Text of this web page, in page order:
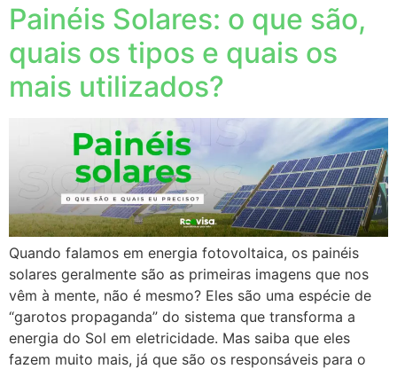
Painéis Solares: o que são,
quais os tipos e quais os
mais utilizados?
Quando falamos em energia fotovoltaica, os painéis
solares geralmente são as primeiras imagens que nos
vêm à mente, não é mesmo? Eles são uma espécie de
“garotos propaganda” do sistema que transforma a
energia do Sol em eletricidade. Mas saiba que eles
fazem muito mais, já que são os responsáveis para o